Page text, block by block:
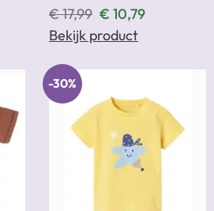
€17,99 € 10,79
Bekijk product
-30%